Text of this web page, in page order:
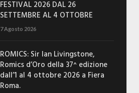
FESTIVAL 2026 DAL 26
SETTEMBRE AL 4 OTTOBRE
7 Agosto 2026
ROMICS: Sir Ian Livingstone,
Romics d’Oro della 37^ edizione
dall’1 al 4 ottobre 2026 a Fiera
Roma.